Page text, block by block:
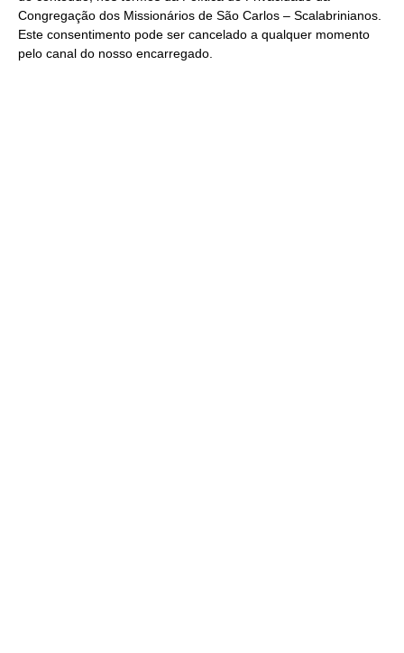
Congregação dos Missionários de São Carlos – Scalabrinianos.
Este consentimento pode ser cancelado a qualquer momento
pelo canal do nosso encarregado